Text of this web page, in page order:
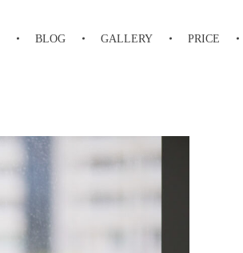
BLOG GALLERY PRICE